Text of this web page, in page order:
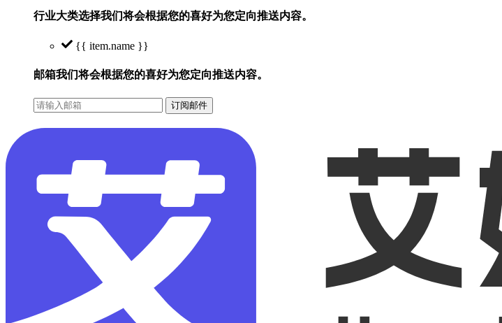
行业大类选择我们将会根据您的喜好为您定向推送内容。
{{ item.name }}
邮箱我们将会根据您的喜好为您定向推送内容。
订阅邮件